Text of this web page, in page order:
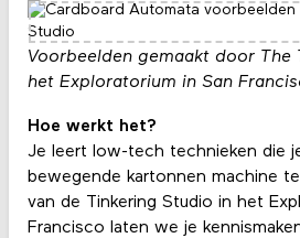
Voorbeelden gemaakt door The
het Exploratorium in San
Hoe werkt het?
Je leert low-tech technieken die
bewegende kartonnen machine
van de Tinkering Studio in het
Francisco laten we je